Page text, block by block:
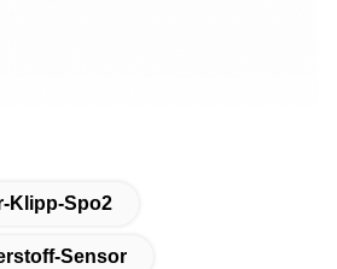
Klipp-Spo2
Sensor